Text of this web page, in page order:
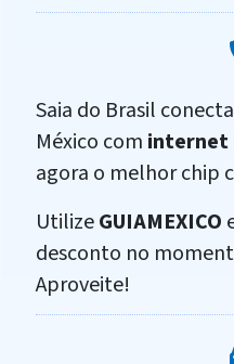
Saia do Brasil
México com internet
agora o melhor chip
UtilizeGUIAMEXICO
desconto no
Aproveite!